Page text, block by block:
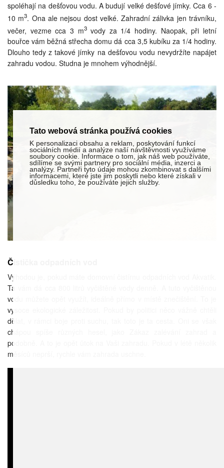
spoléhají na dešťovou vodu. A budují velké dešťové jímky. Cca 6 -
10 m3. Ona ale nejsou dost velké. Zahradní zálivka jen trávníku,
večer, vezme cca 3 m3vody za 1/4 hodiny. Naopak, při letní
bouřce vám běžná střecha domu dá cca 3,5 kubíku za 1/4 hodiny.
Dlouho tedy z takové jímky na dešťovou vodu nevydržíte napájet
zahradu vodou. Studna je mnohem výhodnější.
Čistička odpadních vod
Výhodou je, pokud máte domovní čistírnu odpadních vod Akvatik.
Ta vám dá cca 800 litrů vyčištěné vody denně. A tuto vyčištěnou
vodu můžete opět využít, ideálně přímo v místě znečištění. To je
vysoce ekologické záležitost. Pokud by politici něco vážně chtěli
dělat, v rámci boje proti suchu, tak toto je ta cesta. Oni se však
chápou spíše různých hesel, jako Zákaz zalévání zahrad a
podobně. A to je opět ůtok na Vaši zahradu. Pokud v létě několik
měsíců neprší, rychle vám zahrada uschne.
Tato webová stránka používá cookies
K personalizaci obsahu a reklam, poskytování funkcí
sociálních médií a analýze naší návštěvnosti využíváme
soubory cookie. Informace o tom, jak náš web používáte,
sdílíme se svými partnery pro sociální média, inzerci a
analýzy. Partneři tyto údaje mohou zkombinovat s dalšími
informacemi, které jste jim poskytli nebo které získali v
důsledku toho, že používáte jejich služby.